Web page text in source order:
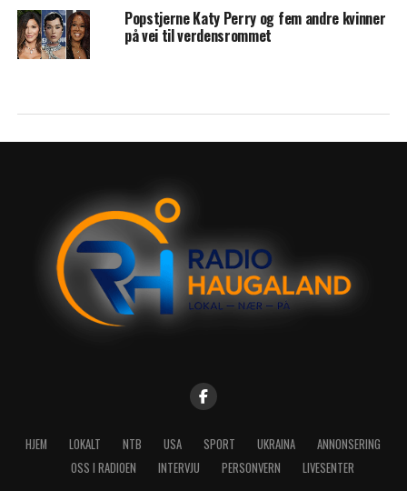
Popstjerne Katy Perry og fem andre kvinner
på vei til verdensrommet
HJEM LOKALT NTB USA SPORT UKRAINA
ANNONSERING
OSS I RADIOEN
INTERVJU PERSONVERN LIVESENTER